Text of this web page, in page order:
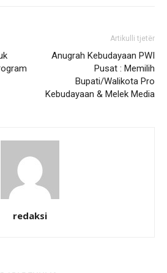
Artikulli tjetër
Anugrah Kebudayaan PWI
Pusat : Memilih
Bupati/Walikota Pro
Kebudayaan & Melek Media
redaksi